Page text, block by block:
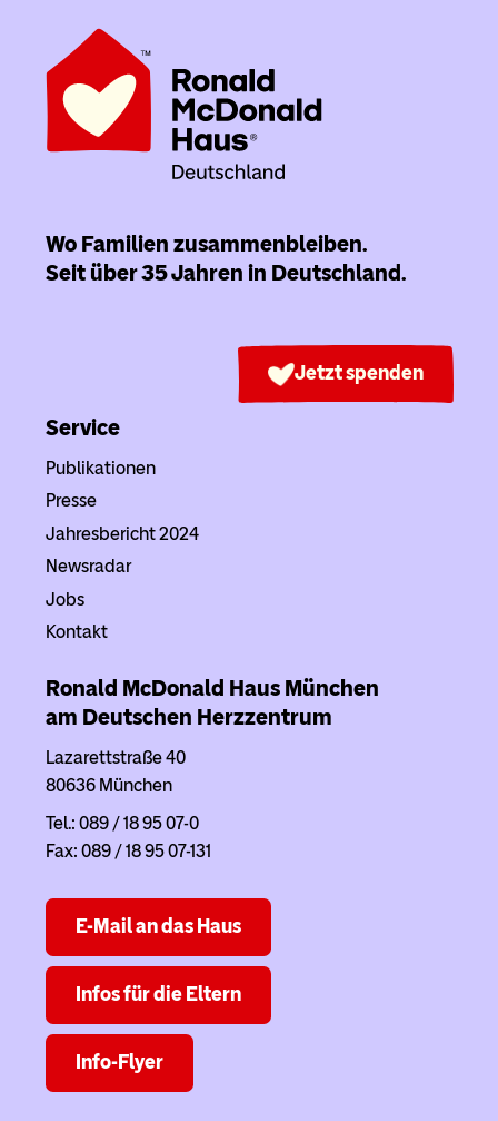
Wo Familien zusammenbleiben.
Seit über 35 Jahren in Deutschland.
Jetzt spenden
Service
Publikationen
Presse
Jahresbericht 2024
Newsradar
Jobs
Kontakt
Ronald McDonald Haus München
am Deutschen Herzzentrum
Lazarettstraße 40
80636 München
Tel.: 089 / 18 95 07-0
Fax: 089 / 18 95 07-131
E-Mail an das Haus
Infos für die Eltern
Info-Flyer